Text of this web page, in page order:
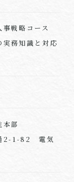
戦略コース
実務知識と対応
部
2-1-82 電気